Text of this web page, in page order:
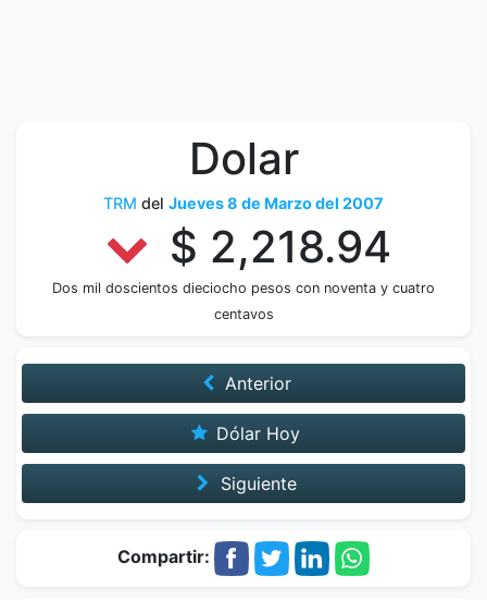
Dolar
TRM del Jueves 8 de Marzo del 2007
$ 2,218.94
Dos mil doscientos dieciocho pesos con noventa y cuatro
centavos
Anterior
Dólar Hoy
Siguiente
Compartir: